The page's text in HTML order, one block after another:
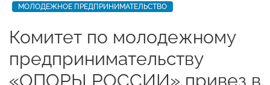
МОЛОДЕЖНОЕ ПРЕДПРИНИМАТЕЛЬСТВО
Комитет по молодежному
предпринимательству
«ОПОРЫ РОССИИ» привез в